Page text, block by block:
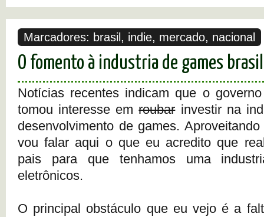
Marcadores: brasil, indie, mercado, nacional
O fomento à industria de games
Notícias recentes indicam que o
tomou interesse emroubarinvestir na
desenvolvimento de games.
vou falar aqui o que eu acredito que
pais para que tenhamos uma
eletrônicos.
O principal obstáculo que eu vejo é a